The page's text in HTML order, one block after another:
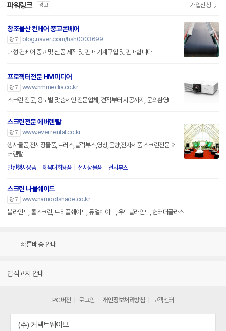
파워링크 광고 가입신청
창조물산 컨베어 중고콘베어
광고
blog.naver.com/hsh0003699
대형 컨베어 중고 및 신품 제작 및 판매 기계구입 및 판매합니다
프로젝터전문 HM미디어
광고 www.hmmedia.co.kr
스크린 전문, 용도별 맞춤제안 전문업체, 견적부터 시공까지, 문의환영!
스크린전문 에버렌탈
광고 www.everrental.co.kr
행사물품,전시장물품,트러스,블럭부스,영상,음향,전자제품 스크린전문 에
버렌탈
일반행사용품 체육대회용품 전시장물품 전시부스
스크린 나물쉐이드
광고 www.namoolshade.co.kr
블라인드, 롤스크린, 트리플쉐이드, 듀얼쉐이드, 우드블라인드, 헌터더글라스
빠른배송 안내
법적고지 안내
PC버전 로그인 개인정보처리방침 고객센터
(주) 커넥트웨이브